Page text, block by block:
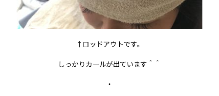
↑ロッドアウトです。
しっかりカールが出ています＾＾
・